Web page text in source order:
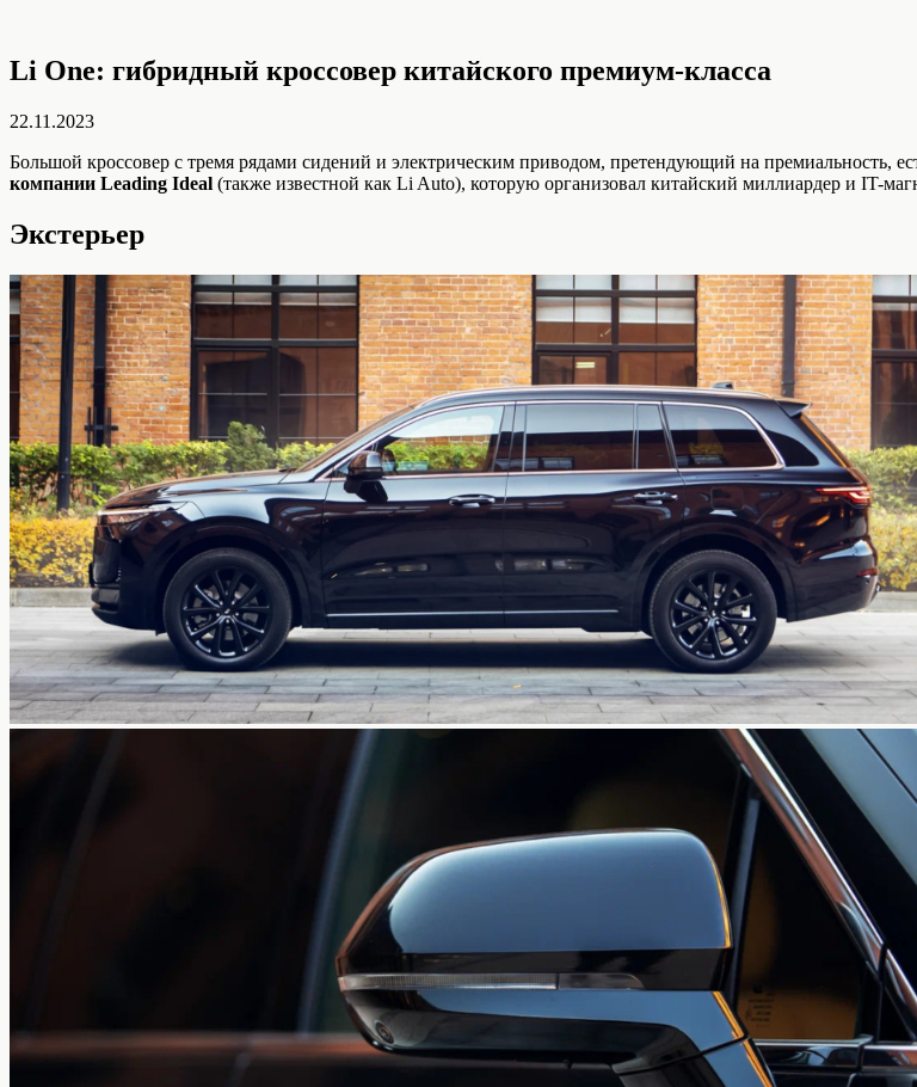
Li One: гибридный кроссовер китайского премиум-класса
22.11.2023
Большой кроссовер с тремя рядами сидений и электрическим приводом, претендующий на премиальность,
компании Leading Ideal (также известной как Li Auto), которую организовал китайский миллиардер и IT-
Экстерьер